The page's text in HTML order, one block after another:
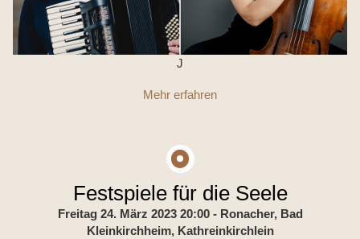
J
Mehr erfahren
Festspiele für die Seele
Freitag 24. März 2023 20:00- Ronacher, Bad
Kleinkirchheim, Kathreinkirchlein